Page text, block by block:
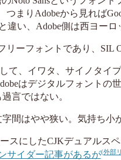
つまりAdobeから見れば
違い、Adobe側は西ヨーロ
ーフォントであり、SIL
て、イワタ、サイノタイ
はデジタルフォント
言ではない。
間はやや狭い。気持ち小
スにしたCJKデュアルス
サイダー記事があるが